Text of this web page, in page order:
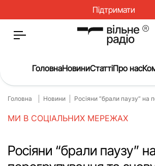
Підтримати
Головна
Новини
Про нас
Війна
ГоловнаНовиниСтаттіПро нас
Головна Новини Росіяни “брали паузу” на
МИ В СОЦІАЛЬНИХ МЕРЕЖАХ
Росіяни “брали паузу”